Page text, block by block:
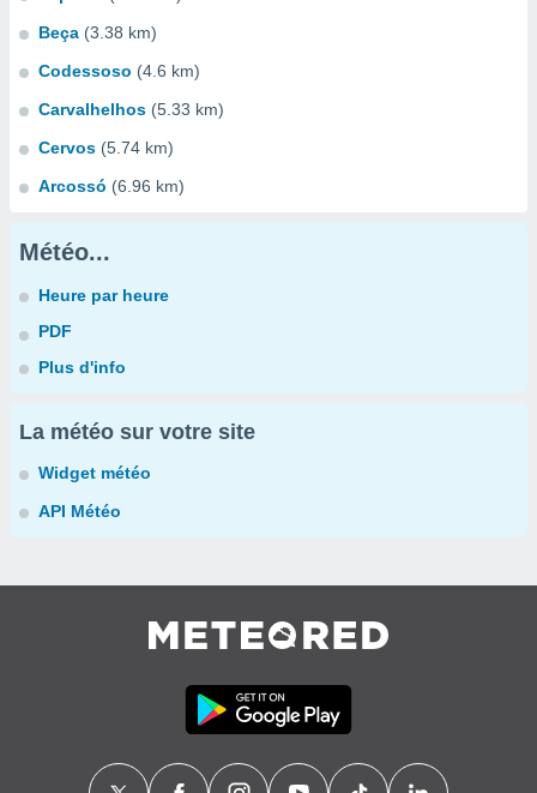
Beça (3.38 km)
Codessoso (4.6 km)
Carvalhelhos (5.33 km)
Cervos (5.74 km)
Arcossó (6.96 km)
Météo...
Heure par heure
PDF
Plus d'info
La météo sur votre site
Widget météo
API Météo